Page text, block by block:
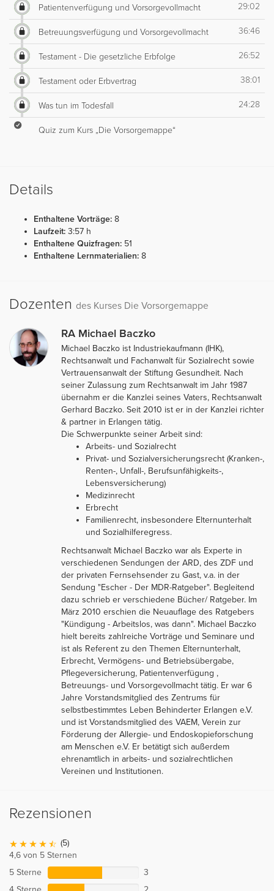
Patientenverfügung und Vorsorgevollmacht 29:02
Betreuungsverfügung und Vorsorgevollmacht 36:46
Testament - Die gesetzliche Erbfolge 26:52
Testament oder Erbvertrag 38:01
Was tun im Todesfall 24:28
Quiz zum Kurs „Die Vorsorgemappe“
Details
Enthaltene Vorträge: 8
Laufzeit: 3:57 h
Enthaltene Quizfragen: 51
Enthaltene Lernmaterialien: 8
Dozenten des Kurses Die Vorsorgemappe
RA Michael Baczko
Michael Baczko ist Industriekaufmann (IHK),
Rechtsanwalt und Fachanwalt für Sozialrecht sowie
Vertrauensanwalt der Stiftung Gesundheit. Nach
seiner Zulassung zum Rechtsanwalt im Jahr 1987
übernahm er die Kanzlei seines Vaters, Rechtsanwalt
Gerhard Baczko. Seit 2010 ist er in der Kanzlei richter
& partner in Erlangen tätig.
Die Schwerpunkte seiner Arbeit sind:
Arbeits- und Sozialrecht
Privat- und Sozialversicherungsrecht (Kranken-,
Renten-, Unfall-, Berufsunfähigkeits-,
Lebensversicherung)
Medizinrecht
Erbrecht
Familienrecht, insbesondere Elternunterhalt
und Sozialhilferegress.
Rechtsanwalt Michael Baczko war als Experte in
verschiedenen Sendungen der ARD, des ZDF und
der privaten Fernsehsender zu Gast, v.a. in der
Sendung "Escher - Der MDR-Ratgeber". Begleitend
dazu schrieb er verschiedene Bücher/ Ratgeber. Im
März 2010 erschien die Neuauflage des Ratgebers
"Kündigung - Arbeitslos, was dann". Michael Baczko
hielt bereits zahlreiche Vorträge und Seminare und
ist als Referent zu den Themen Elternunterhalt,
Erbrecht, Vermögens- und Betriebsübergabe,
Pflegeversicherung, Patientenverfügung ,
Betreuungs- und Vorsorgevollmacht tätig. Er war 6
Jahre Vorstandsmitglied des Zentrums für
selbstbestimmtes Leben Behinderter Erlangen e.V.
und ist Vorstandsmitglied des VAEM, Verein zur
Förderung der Allergie- und Endoskopieforschung
am Menschen e.V. Er betätigt sich außerdem
ehrenamtlich in arbeits- und sozialrechtlichen
Vereinen und Institutionen.
Rezensionen
(5)
4,6 von 5 Sternen
5 Sterne
3